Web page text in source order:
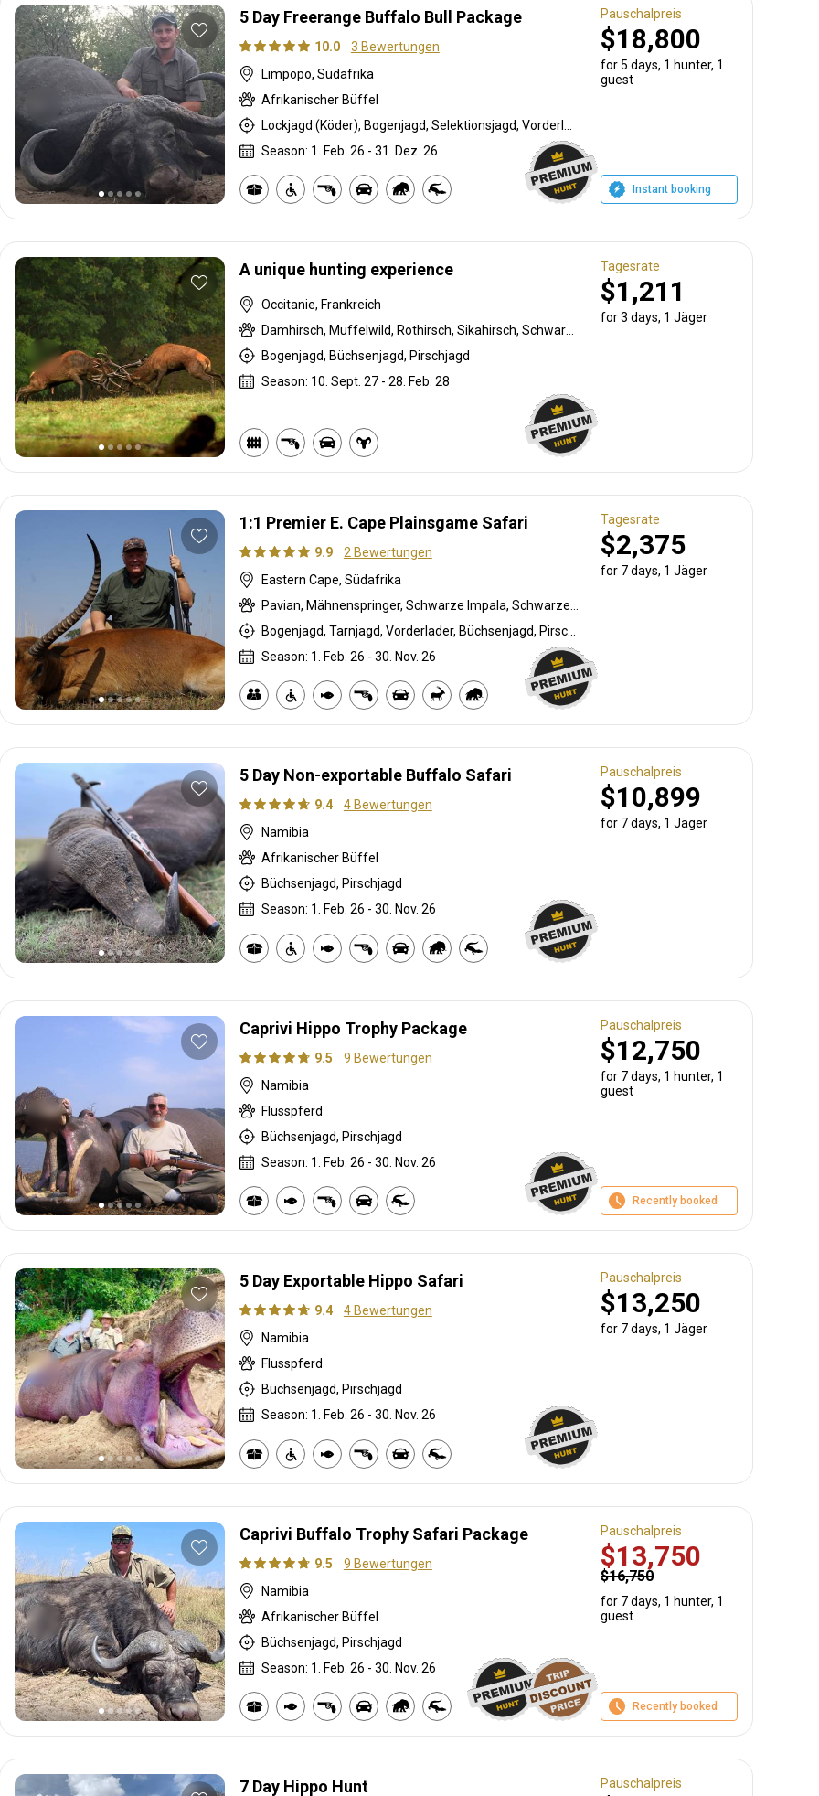
5 Day Freerange Buffalo Bull Package
10.0
3 Bewertungen
Limpopo, Südafrika
Afrikanischer Büffel
Season: 1. Feb. 26 - 31. Dez. 26
Pauschalpreis
$18,800
for 5 days, 1 hunter, 1
guest
Instant booking
A unique hunting experience
Occitanie, Frankreich
Damhirsch, Muffelwild, Rothirsch, Sikahirsch, Schwarzwild
Bogenjagd, Büchsenjagd, Pirschjagd
Season: 10. Sept. 27 - 28. Feb. 28
Tagesrate
$1,211
for 3 days, 1 Jäger
1:1 Premier E. Cape Plainsgame Safari
9.9
2 Bewertungen
Eastern Cape, Südafrika
Bogenjagd, Tarnjagd, Vorderlader, Büchsenjagd, Pirschjagd
Season: 1. Feb. 26 - 30. Nov. 26
Tagesrate
$2,375
for 7 days, 1 Jäger
5 Day Non-exportable Buffalo Safari
9.4
4 Bewertungen
Namibia
Afrikanischer Büffel
Büchsenjagd, Pirschjagd
Season: 1. Feb. 26 - 30. Nov. 26
Pauschalpreis
$10,899
for 7 days, 1 Jäger
Caprivi Hippo Trophy Package
9.5
9 Bewertungen
Namibia
Flusspferd
Büchsenjagd, Pirschjagd
Season: 1. Feb. 26 - 30. Nov. 26
Pauschalpreis
$12,750
for 7 days, 1 hunter, 1
guest
Recently booked
5 Day Exportable Hippo Safari
9.4
4 Bewertungen
Namibia
Flusspferd
Büchsenjagd, Pirschjagd
Season: 1. Feb. 26 - 30. Nov. 26
Pauschalpreis
$13,250
for 7 days, 1 Jäger
Caprivi Buffalo Trophy Safari Package
9.5
9 Bewertungen
Namibia
Afrikanischer Büffel
Büchsenjagd, Pirschjagd
Season: 1. Feb. 26 - 30. Nov. 26
Pauschalpreis
$13,750
$16,750
for 7 days, 1 hunter, 1
guest
Recently booked
7 Day Hippo Hunt Pauschalpreis